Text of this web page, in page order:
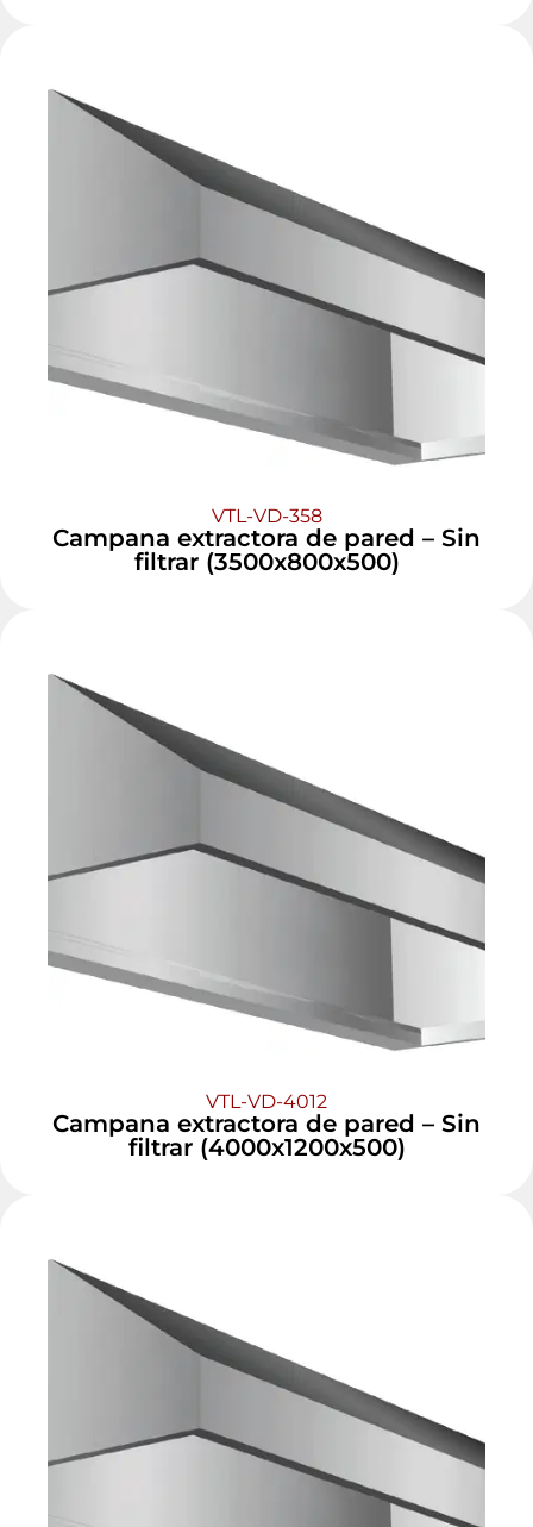
VTL-VD-358
Campana extractora de pared – Sin
filtrar (3500x800x500)
VTL-VD-4012
Campana extractora de pared – Sin
filtrar (4000x1200x500)